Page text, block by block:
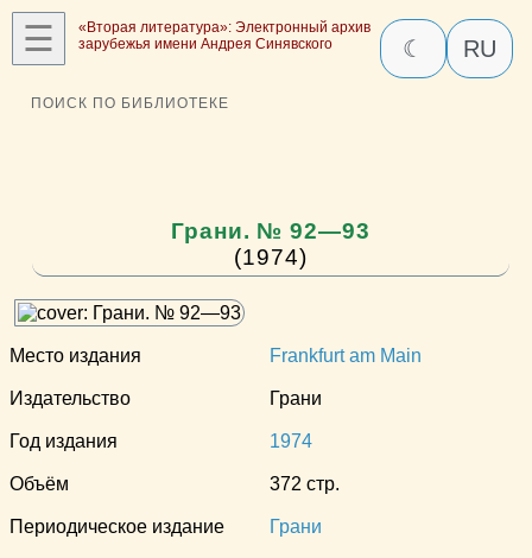
☰
«Вторая литература»: Электронный архив
зарубежья имени Андрея Синявского
☾ RU
ПОИСК ПО БИБЛИОТЕКЕ
Грани. № 92—93
(1974)
Место издания Frankfurt am Main
Издательство Грани
Год издания 1974
Объём 372 стр.
Периодическое издание Грани